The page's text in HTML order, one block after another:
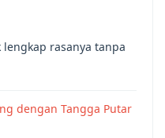
rasanya tanpa
dengan Tangga Putar